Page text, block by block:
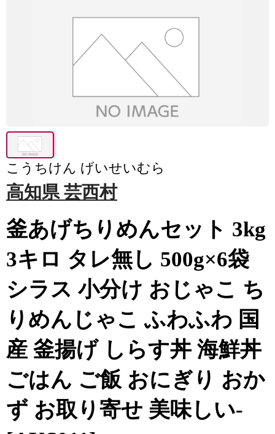
こうちけん げいせいむら
高知県 芸西村
釜あげちりめんセット 3kg
3キロ タレ無し 500g×6袋
シラス 小分け おじゃこ ち
りめんじゃこ ふわふわ 国
産 釜揚げ しらす丼 海鮮丼
ごはん ご飯 おにぎり おか
ず お取り寄せ 美味しい-